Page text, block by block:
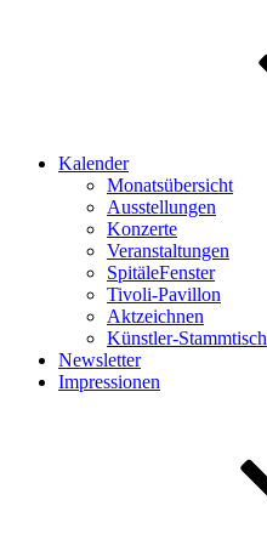
Kalender
Monatsübersicht
Ausstellungen
Konzerte
Veranstaltungen
SpitäleFenster
Tivoli-Pavillon
Aktzeichnen
Künstler-Stammtisch
Newsletter
Impressionen